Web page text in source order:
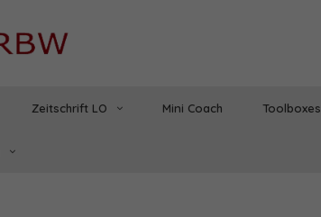
Zeitschrift LO Mini Coach Toolboxes